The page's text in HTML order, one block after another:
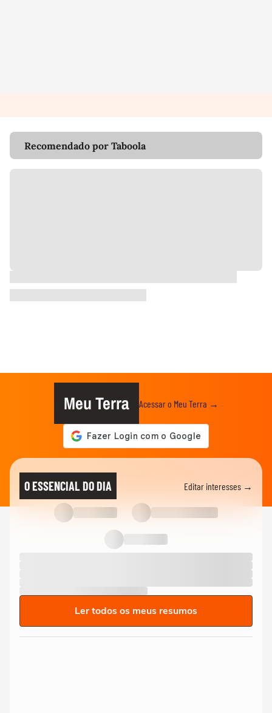
Recomendado por Taboola
Meu Terra Acessar o Meu Terra →
O ESSENCIAL DO DIA Editar interesses →
Ler todos os meus resumos